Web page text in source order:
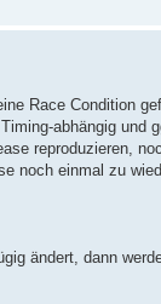
Race Condition
abhängig und
reproduzieren,
noch einmal zu
ändert, dann